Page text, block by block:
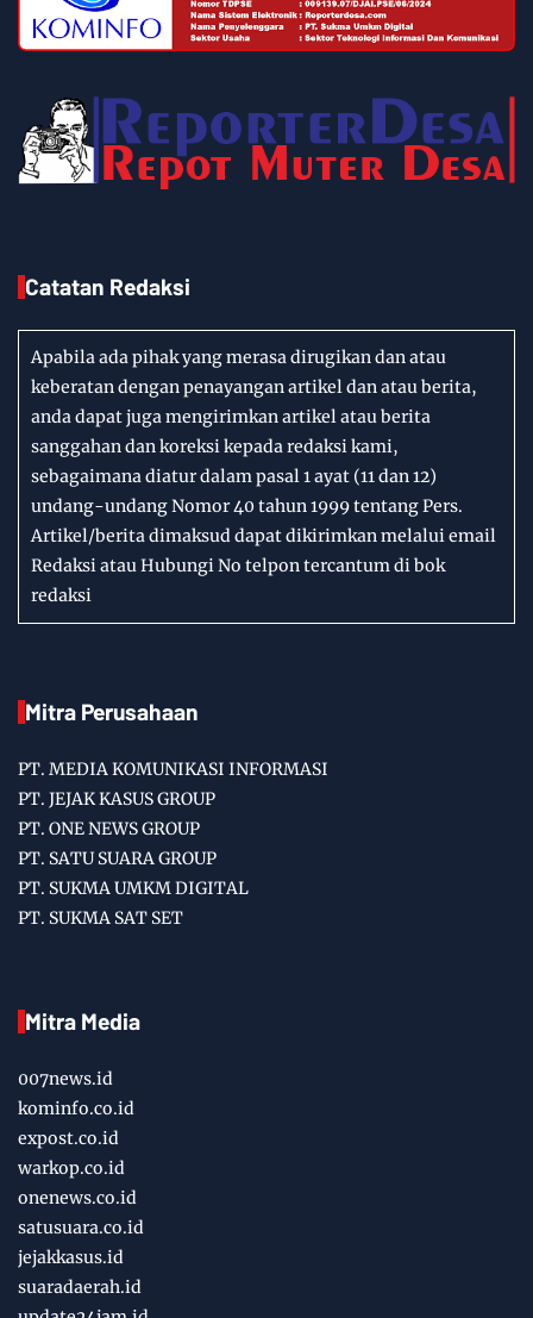
Catatan Redaksi
Apabila ada pihak yang merasa dirugikan dan atau
keberatan dengan penayangan artikel dan atau berita,
anda dapat juga mengirimkan artikel atau berita
sanggahan dan koreksi kepada redaksi kami,
sebagaimana diatur dalam pasal 1 ayat (11 dan 12)
undang-undang Nomor 40 tahun 1999 tentang Pers.
Artikel/berita dimaksud dapat dikirimkan melalui email
Redaksi atau Hubungi No telpon tercantum di bok
redaksi
Mitra Perusahaan
PT. MEDIA KOMUNIKASI INFORMASI
PT. JEJAK KASUS GROUP
PT. ONE NEWS GROUP
PT. SATU SUARA GROUP
PT. SUKMA UMKM DIGITAL
PT. SUKMA SAT SET
Mitra Media
007news.id
kominfo.co.id
expost.co.id
warkop.co.id
onenews.co.id
satusuara.co.id
jejakkasus.id
suaradaerah.id